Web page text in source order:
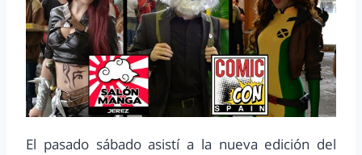
El pasado sábado asistí a la nueva edición del